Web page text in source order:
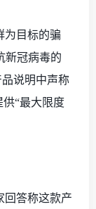
为目标的骗
新冠病毒的
品说明中声称
供“最大限度
回答称这款产